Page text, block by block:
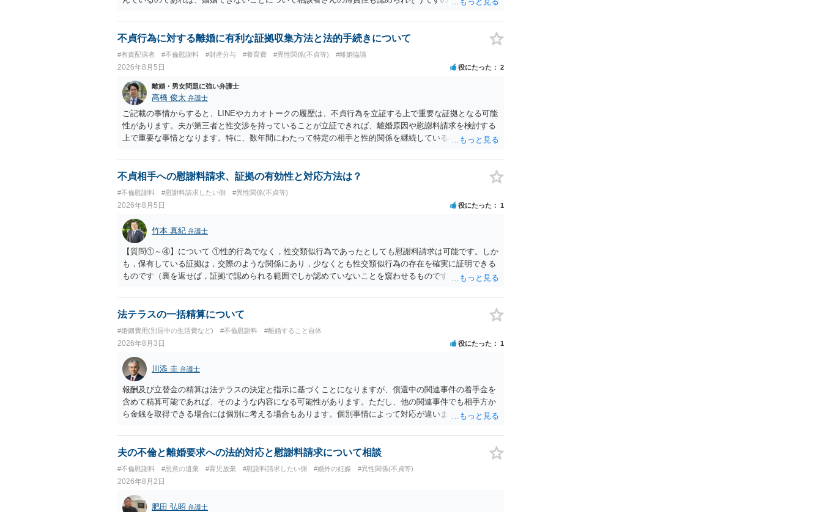
不貞行為に対する離婚に有利な証拠収集方法と法的手続きについて
#有責配偶者 #不倫慰謝料 #財産分与 #養育費 #異性関係(不貞等) #離婚協議
2026年8月5日 役にたった 2
離婚・男女問題に強い弁護士
髙橋 俊太 弁護士
ご記載の事情からすると、LINEやカカオトークの履歴は、不貞行為を立証する上で重要な証拠となる可能
性があります。夫が第三者と性交渉を持っていることが立証できれば、離婚原因や慰謝料請求を検討する
上で重要な事情となります。特に、数年間にわたって特定の相手と性的関係を継続しているのであれば、
る＝財産分与でも多くもらえる」「当然に親権を取得できる」という関係にはありません。まず、財産分
与は、基本的には夫婦が婚姻中に形成した財産を清算する制度ですので、不貞行為の有無とは別に、預貯
の責任問題とは別に、「どのような形がお子様の利益になるか」という観点です。そのため、未就学のお
子様について貴方が主として養育しているのであれば、保育園等への送迎、食事・入浴・寝かしつけ等の
日常的な育児、通院や予防接種への対応、保育園との連絡、夫婦それぞれの勤務状況、別居後にどのよう
な養育環境を用意できるかといった、これまでの監護実績や今後の生活状況について整理しておくとよい
でしょう。養育費については、離婚後も父母双方がそれぞれの収入に応じて負担するのが原則となりま
す。
不貞相手への慰謝料請求、証拠の有効性と対応方法は？
#不倫慰謝料 #慰謝料請求したい側 #異性関係(不貞等)
2026年8月5日 役にたった 1
竹本 真紀 弁護士
【質問①～④】について ①性的行為でなく，性交類似行為であったとしても慰謝料請求は可能です。しか
も，保有している証拠は，交際のような関係にあり，少なくとも性交類似行為の存在を確実に証明できる
ものです（裏を返せば，証拠で認められる範囲でしか認めていないことを窺わせるものです。）。ですか
して，この点を考慮されることになるかもしれません。 ②夫との今後のことを考えて書いてもらうか否か
を検討するのがよいと思います。今ある証拠以上のことを証明（証明力を強めることも含む）できるので
とが前提であり，その価値と夫との関係との均衡のように思います。 ③行政書士に委任をしているのであ
れば，どのような内容の委任なのか不明ですが，その行政書士との協議になると思います。請求するか，
訴訟にするか，その点の見極めや，相手方は性交類似行為は認めているのか，それさえも否定しているの
かによって，考え方・進め方は変わってくると思います。 ④性交類似行為を認めているにもかかわらず支
払を拒否するのであれば，本人（行政書士でも同じだと思います。）への対応ではあまり変わらないよう
に思います。減額で折り合えるなら本人様の交渉でもよいように思いますが，ゼロかどうかの観点であれ
ば，訴訟に進むしかなくなるようにも思います。そうしますと，お近くの弁護士に相談して進めることを
法テラスの一括精算について
#婚姻費用(別居中の生活費など) #不倫慰謝料 #離婚すること自体
2026年8月3日 役にたった 1
川添 圭 弁護士
報酬及び立替金の精算は法テラスの決定と指示に基づくことになりますが、償還中の関連事件の着手金を
含めて精算可能であれば、そのような内容になる可能性があります。ただし、他の関連事件でも相手方か
ら金銭を取得できる場合には個別に考える場合もあります。個別事情によって対応が違いますので、法テ
夫の不倫と離婚要求への法的対応と慰謝料請求について相談
#不倫慰謝料 #悪意の遺棄 #育児放棄 #慰謝料請求したい側 #婚外の妊娠 #異性関係(不貞等)
2026年8月2日
肥田 弘昭 弁護士